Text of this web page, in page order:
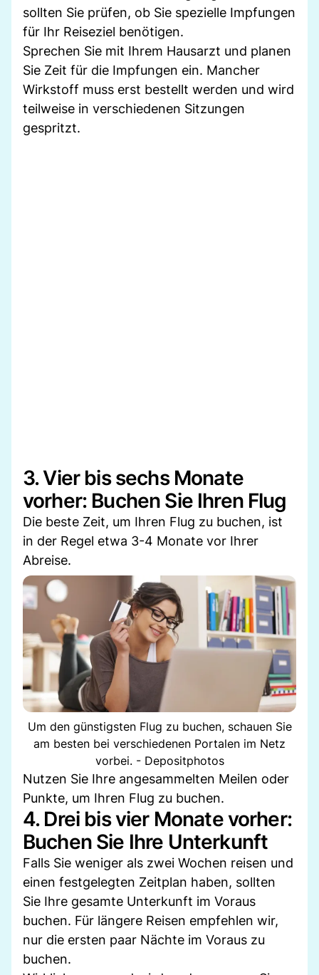
sollten Sie prüfen, ob Sie spezielle Impfungen
für Ihr Reiseziel benötigen.
Sprechen Sie mit Ihrem Hausarzt und planen
Sie Zeit für die Impfungen ein. Mancher
Wirkstoff muss erst bestellt werden und wird
teilweise in verschiedenen Sitzungen
gespritzt.
3. Vier bis sechs Monate
vorher: Buchen Sie Ihren Flug
Die beste Zeit, um Ihren Flug zu buchen, ist
in der Regel etwa 3-4 Monate vor Ihrer
Abreise.
Um den günstigsten Flug zu buchen, schauen Sie
am besten bei verschiedenen Portalen im Netz
vorbei. - Depositphotos
Nutzen Sie Ihre angesammelten Meilen oder
Punkte, um Ihren Flug zu buchen.
4. Drei bis vier Monate vorher:
Buchen Sie Ihre Unterkunft
Falls Sie weniger als zwei Wochen reisen und
einen festgelegten Zeitplan haben, sollten
Sie Ihre gesamte Unterkunft im Voraus
buchen. Für längere Reisen empfehlen wir,
nur die ersten paar Nächte im Voraus zu
buchen.